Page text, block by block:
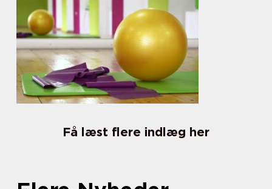
Få læst flere indlæg her